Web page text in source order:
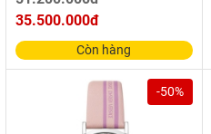
35.500.000đ
Còn hàng
-50%